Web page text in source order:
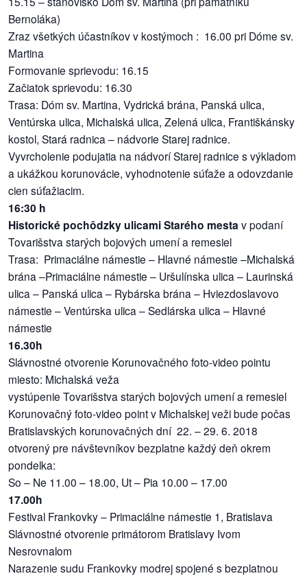
Bernoláka)
Zraz všetkých účastníkov v kostýmoch : 16.00 pri Dóme sv.
Martina
Formovanie sprievodu: 16.15
Začiatok sprievodu: 16.30
Trasa: Dóm sv. Martina, Vydrická brána, Panská ulica,
Ventúrska ulica, Michalská ulica, Zelená ulica, Františkánsky
kostol, Stará radnica – nádvorie Starej radnice.
Vyvrcholenie podujatia na nádvorí Starej radnice s výkladom
a ukážkou korunovácie, vyhodnotenie súťaže a odovzdanie
cien súťažiacim.
16:30 h
Historické pochôdzky ulicami Starého mesta v podaní
Tovarišstva starých bojových umení a remesiel
Trasa: Primaciálne námestie – Hlavné námestie –Michalská
brána –Primaciálne námestie – Uršulínska ulica – Laurinská
ulica – Panská ulica – Rybárska brána – Hviezdoslavovo
námestie – Ventúrska ulica – Sedlárska ulica – Hlavné
námestie
16.30h
Slávnostné otvorenie Korunovačného foto-video pointu
miesto: Michalská veža
vystúpenie Tovarišstva starých bojových umení a remesiel
Korunovačný foto-video point v Michalskej veži bude počas
Bratislavských korunovačných dní 22. – 29. 6. 2018
otvorený pre návštevníkov bezplatne každý deň okrem
pondelka:
So – Ne 11.00 – 18.00, Ut – Pia 10.00 – 17.00
17.00h
Festival Frankovky – Primaciálne námestie 1, Bratislava
Slávnostné otvorenie primátorom Bratislavy Ivom
Nesrovnalom
Narazenie sudu Frankovky modrej spojené s bezplatnou